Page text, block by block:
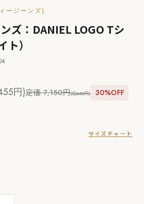
ージーンズ)
ズ：DANIEL LOGO Tシ
）
円)定価 7,150円(税650円) 30%OFF
サイズチャート